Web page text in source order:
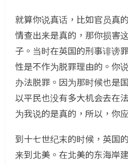
就算你说真话，比如官员真
情查出来是真的，那你损害
子。当时在英国的刑事诽谤
性是不作为脱罪理由的。你
办法脱罪。因为那时候也是
以平民也没有多大机会去在
为我说的是真的，所以，你
到十七世纪末的时候，英国
来到北美。在北美的东海岸